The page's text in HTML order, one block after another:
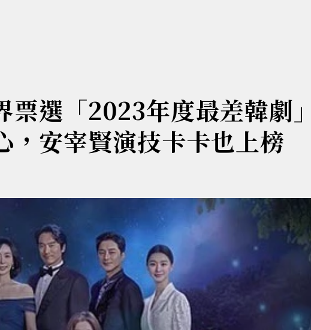
票選「2023年度最差韓
，安宰賢演技卡卡也上榜